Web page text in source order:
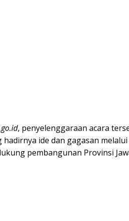
, penyelenggaraan acara
ide dan gagasan
pembangunan Provinsi